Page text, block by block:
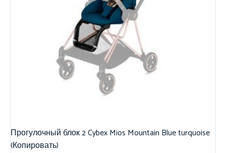
Прогулочный блок 2 Cybex Mios Mountain Blue turquoise
(Копировать)